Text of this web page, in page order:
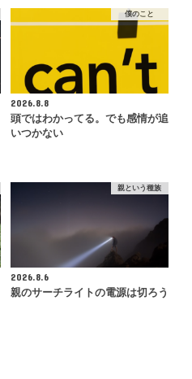
僕のこと
2026.8.8
頭ではわかってる。でも感情が追
いつかない
親という種族
2026.8.6
親のサーチライトの電源は切ろう